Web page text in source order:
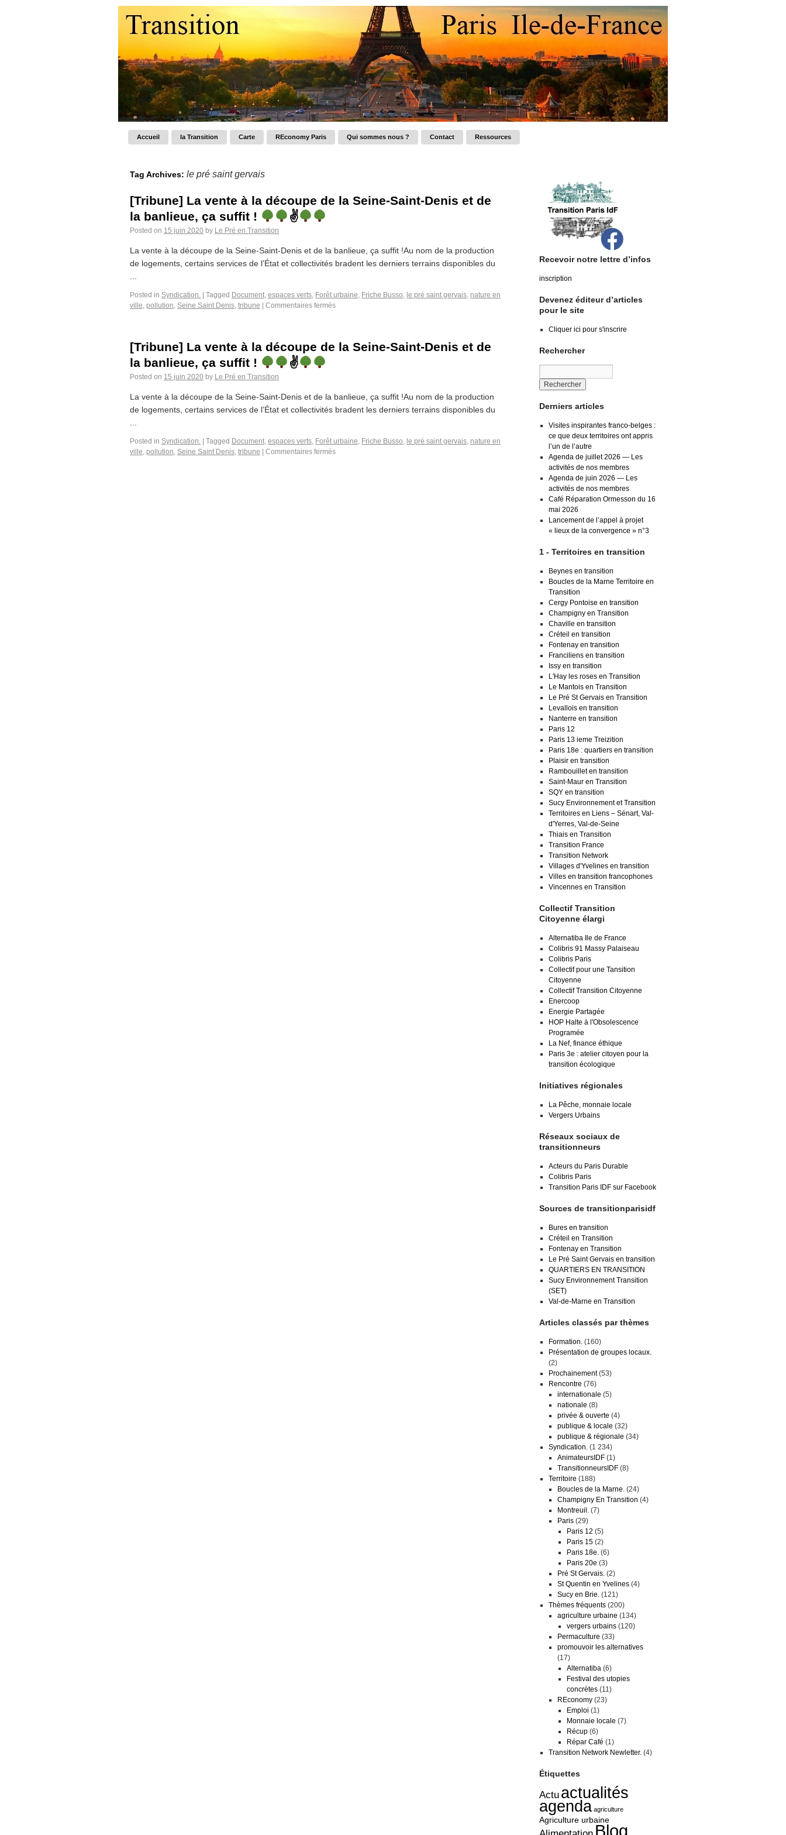
Accueil la Transition Carte REconomy Paris Qui sommes nous ? Contact Ressources
Tag Archives: le pré saint gervais
[Tribune] La vente à la découpe de la Seine-Saint-Denis et de
la banlieue, ça suffit !
✌
Posted on 15 juin 2020 by Le Pré en Transition
La vente à la découpe de la Seine-Saint-Denis et de la banlieue, ça suffit !Au nom de la production
de logements, certains services de l’État et collectivités bradent les derniers terrains disponibles du
Posted in Syndication. Tagged Document, espaces verts, Forêt urbaine, Friche Busso, le pré saint gervais, nature en
ville, pollution, Seine Saint Denis, tribune Commentaires fermés
[Tribune] La vente à la découpe de la Seine-Saint-Denis et de
la banlieue, ça suffit !
✌
Posted on 15 juin 2020 by Le Pré en Transition
La vente à la découpe de la Seine-Saint-Denis et de la banlieue, ça suffit !Au nom de la production
de logements, certains services de l’État et collectivités bradent les derniers terrains disponibles du
Posted in Syndication. Tagged Document, espaces verts, Forêt urbaine, Friche Busso, le pré saint gervais, nature en
ville, pollution, Seine Saint Denis, tribune Commentaires fermés
Recevoir notre lettre d’infos
inscription
Devenez éditeur d’articles
pour le site
Cliquer ici pour s'inscrire
Rechercher
Derniers articles
Visites inspirantes franco-belges :
ce que deux territoires ont appris
l’un de l’autre
Agenda de juillet 2026 — Les
activités de nos membres
Agenda de juin 2026 — Les
activités de nos membres
Café Réparation Ormesson du 16
mai 2026
Lancement de l’appel à projet
« lieux de la convergence » n°3
1 - Territoires en transition
Beynes en transition
Boucles de la Marne Territoire en
Transition
Cergy Pontoise en transition
Champigny en Transition
Chaville en transition
Créteil en transition
Fontenay en transition
Franciliens en transition
Issy en transition
L'Hay les roses en Transition
Le Mantois en Transition
Le Pré St Gervais en Transition
Levallois en transition
Nanterre en transition
Paris 12
Paris 13 ieme Treizition
Paris 18e : quartiers en transition
Plaisir en transition
Rambouillet en transition
Saint-Maur en Transition
SQY en transition
Sucy Environnement et Transition
Territoires en Liens – Sénart, Val-
d'Yerres, Val-de-Seine
Thiais en Transition
Transition France
Transition Network
Villages d'Yvelines en transition
Villes en transition francophones
Vincennes en Transition
Collectif Transition
Citoyenne élargi
Alternatiba Ile de France
Colibris 91 Massy Palaiseau
Colibris Paris
Collectif pour une Tansition
Citoyenne
Collectif Transition Citoyenne
Enercoop
Energie Partagée
HOP Halte à l'Obsolescence
Programée
La Nef, finance éthique
Paris 3e : atelier citoyen pour la
transition écologique
Initiatives régionales
La Pêche, monnaie locale
Vergers Urbains
Réseaux sociaux de
transitionneurs
Acteurs du Paris Durable
Colibris Paris
Transition Paris IDF sur Facebook
Sources de transitionparisidf
Bures en transition
Créteil en Transition
Fontenay en Transition
Le Pré Saint Gervais en transition
QUARTIERS EN TRANSITION
Sucy Environnement Transition
(SET)
Val-de-Marne en Transition
Articles classés par thèmes
Formation.(160)
Présentation de groupes locaux.
(2)
Prochainement(53)
Rencontre (76)
internationale (5)
nationale (8)
privée & ouverte (4)
publique & locale (32)
publique & régionale (34)
Syndication.(1 234)
AnimateursIDF (1)
TransitionneursIDF (8)
Territoire (188)
Boucles de la Marne. (24)
Champigny En Transition (4)
Montreuil. (7)
Paris (29)
Paris 12 (5)
Paris 15(2)
Paris 18e.(6)
Paris 20e (3)
Pré St Gervais. (2)
St Quentin en Yvelines (4)
Sucy en Brie. (121)
Thèmes fréquents(200)
agriculture urbaine (134)
vergers urbains(120)
Permaculture (33)
promouvoir les alternatives
(17)
Alternatiba(6)
Festival des utopies
concrètes(11)
REconomy (23)
Emploi (1)
Monnaie locale (7)
Récup(6)
Répar Café (1)
Transition Network Newletter.(4)
Étiquettes
Actu actualités
agenda agriculture
Agriculture urbaine
Blog